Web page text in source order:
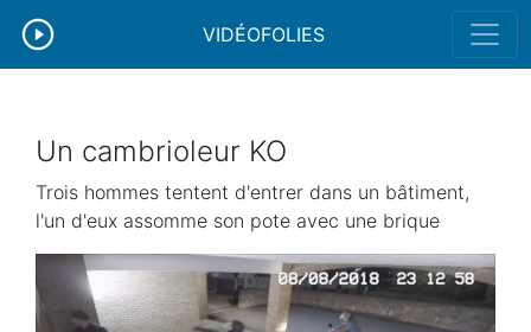
VIDÉOFOLIES
Un cambrioleur KO
Trois hommes tentent d'entrer dans un bâtiment,
l'un d'eux assomme son pote avec une brique